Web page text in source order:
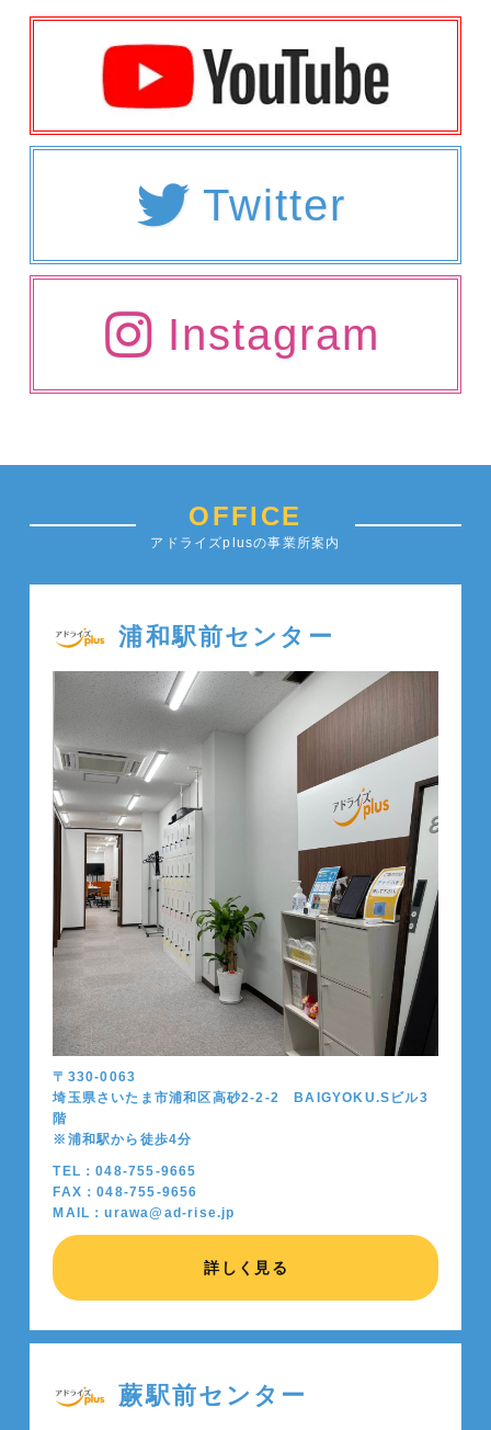
Twitter
Instagram
OFFICE
アドライズplusの事業所案内
浦和駅前センター
〒330-0063
埼玉県さいたま市浦和区高砂2-2-2 BAIGYOKU.Sビル3
階
※浦和駅から徒歩4分
TEL：048-755-9665
FAX：048-755-9656
MAIL：urawa@ad-rise.jp
詳しく見る
蕨駅前センター